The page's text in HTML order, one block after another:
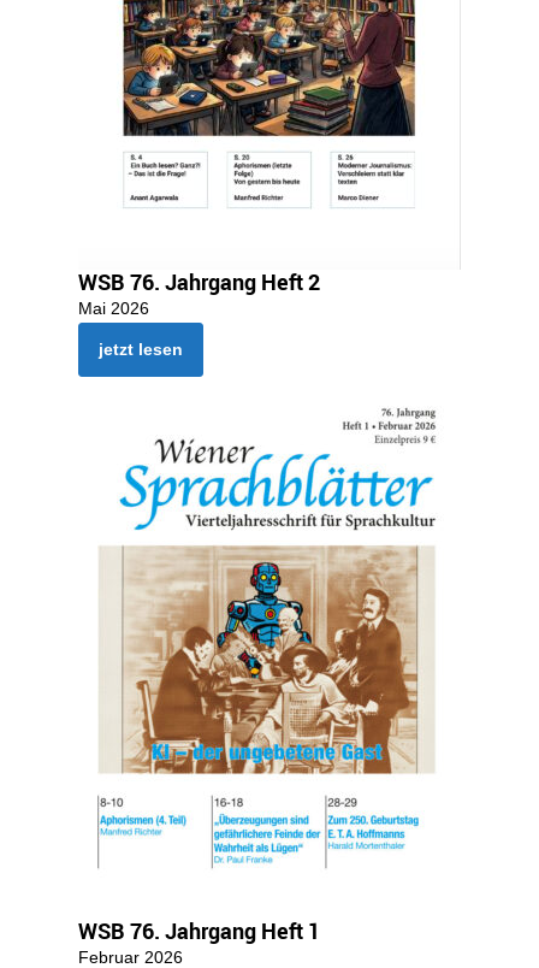
WSB 76. Jahrgang Heft 2
Mai 2026
jetzt lesen
WSB 76. Jahrgang Heft 1
Februar 2026